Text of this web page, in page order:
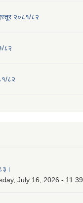
२०८१/८२
८२
८२
July 16, 2026 - 11:39